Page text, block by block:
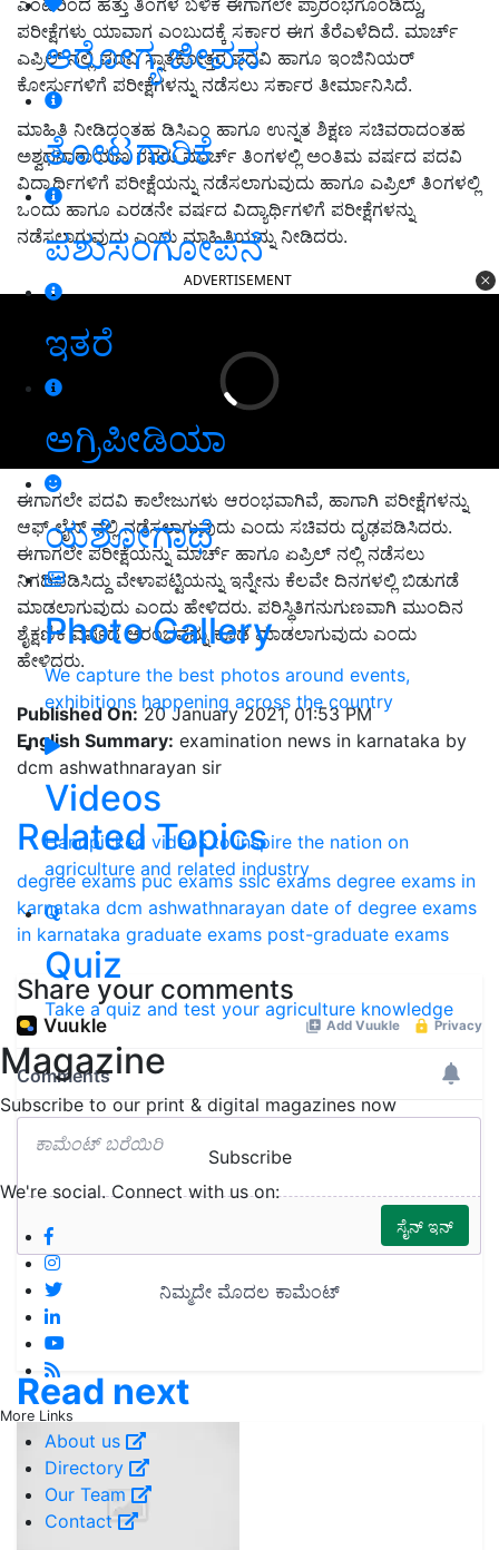
ಆರೋಗ್ಯ ಜೀವನ
ತೋಟಗಾರಿಕೆ
ಪಶುಸಂಗೋಪನೆ
ಇತರೆ
ಅಗ್ರಿಪೀಡಿಯಾ
ಯಶೋಗಾಥೆ
Photo Gallery
We capture the best photos around events,
exhibitions happening across the country
Videos
Handpicked videos to inspire the nation on
agriculture and related industry
Quiz
Take a quiz and test your agriculture knowledge
Magazine
Subscribe to our print & digital magazines now
Subscribe
We're social. Connect with us on:
More Links
About us
Directory
Our Team
Contact
ಪರೀಕ್ಷೆಗಳು ಯಾವಾಗ ಎಂಬುದಕ್ಕೆ ಸರ್ಕಾರ ಈಗ ತೆರೆಎಳೆದಿದೆ. ಮಾರ್ಚ್
ಎಪ್ರಿಲ್ ನಲ್ಲಿ ಪದವಿ ಸ್ನಾತಕೋತ್ತರ ಪದವಿ ಹಾಗೂ ಇಂಜಿನಿಯರ್
ಕೋರ್ಸುಗಳಿಗೆ ಪರೀಕ್ಷೆಗಳನ್ನು ನಡೆಸಲು ಸರ್ಕಾರ ತೀರ್ಮಾನಿಸಿದೆ.
ಮಾಹಿತಿ ನೀಡಿದಂತಹ ಡಿಸಿಎಂ ಹಾಗೂ ಉನ್ನತ ಶಿಕ್ಷಣ ಸಚಿವರಾದಂತಹ
ಅಶ್ವಥನಾರಾಯಣ ರವರು ಮಾರ್ಚ್ ತಿಂಗಳಲ್ಲಿ ಅಂತಿಮ ವರ್ಷದ ಪದವಿ
ವಿದ್ಯಾರ್ಥಿಗಳಿಗೆ ಪರೀಕ್ಷೆಯನ್ನು ನಡೆಸಲಾಗುವುದು ಹಾಗೂ ಎಪ್ರಿಲ್ ತಿಂಗಳಲ್ಲಿ
ಒಂದು ಹಾಗೂ ಎರಡನೇ ವರ್ಷದ ವಿದ್ಯಾರ್ಥಿಗಳಿಗೆ ಪರೀಕ್ಷೆಗಳನ್ನು
ನಡೆಸಲಾಗುವುದು ಎಂದು ಮಾಹಿತಿಯನ್ನು ನೀಡಿದರು.
ADVERTISEMENT
ಈಗಾಗಲೇ ಪದವಿ ಕಾಲೇಜುಗಳು ಆರಂಭವಾಗಿವೆ, ಹಾಗಾಗಿ ಪರೀಕ್ಷೆಗಳನ್ನು
ಆಫ್ ಲೈನ್ ನಲ್ಲಿ ನಡೆಸಲಾಗುವುದು ಎಂದು ಸಚಿವರು ದೃಢಪಡಿಸಿದರು.
ಈಗಾಗಲೇ ಪರೀಕ್ಷೆಯನ್ನು ಮಾರ್ಚ್ ಹಾಗೂ ಏಪ್ರಿಲ್ ನಲ್ಲಿ ನಡೆಸಲು
ನಿಗದಿಪಡಿಸಿದ್ದು ವೇಳಾಪಟ್ಟಿಯನ್ನು ಇನ್ನೇನು ಕೆಲವೇ ದಿನಗಳಲ್ಲಿ ಬಿಡುಗಡೆ
ಮಾಡಲಾಗುವುದು ಎಂದು ಹೇಳಿದರು. ಪರಿಸ್ಥಿತಿಗನುಗುಣವಾಗಿ ಮುಂದಿನ
ಶೈಕ್ಷಣಿಕ ವರ್ಷದ ಆರಂಭವನ್ನು ಕೂಡ ಮಾಡಲಾಗುವುದು ಎಂದು
ಹೇಳಿದರು.
Published On: 20 January 2021, 01:53 PM
English Summary: examination news in karnataka by
dcm ashwathnarayan sir
Related Topics
degree exams puc exams sslc exams degree exams in
karnataka dcm ashwathnarayan date of degree exams
in karnataka graduate exams post-graduate exams
Share your comments
Read next